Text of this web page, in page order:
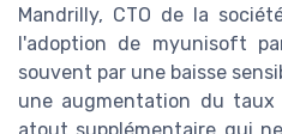
Mandrilly, CTO de la
l'adoption de myunisoft
souvent par une baisse
une augmentation du